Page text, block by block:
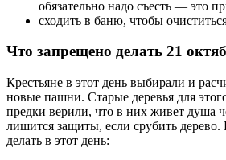
обязательно надо съесть — это
сходить в баню, чтобы
Что запрещено делать 21
Крестьяне в этот день выбирали и
новые пашни. Старые деревья для
предки верили, что в них живет душа
лишится защиты, если срубить дерево.
делать в этот день: